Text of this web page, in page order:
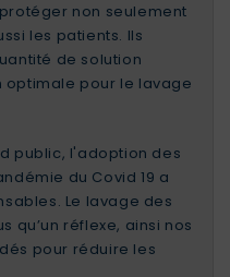
non seulement
les patients. Ils
de solution
pour le lavage
public, l'adoption des
du Covid 19 a
Le lavage des
qu’un réflexe, ainsi nos
pour réduire les